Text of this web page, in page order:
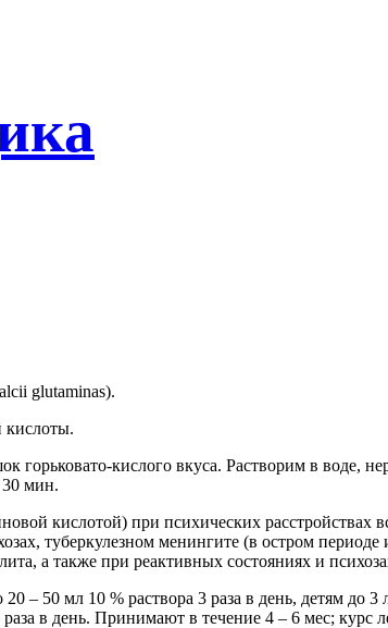
glutaminas).
кислоты.
горьковато-кислого вкуса. Растворим в воде,
30 мин.
кислотой) при психических расстройствах
туберкулезном менингите (в остром
а также при реактивных состояниях и
– 50 мл 10 % раствора 3 раза в день, детям до
в день. Принимают в течение 4 – 6 мес; курс